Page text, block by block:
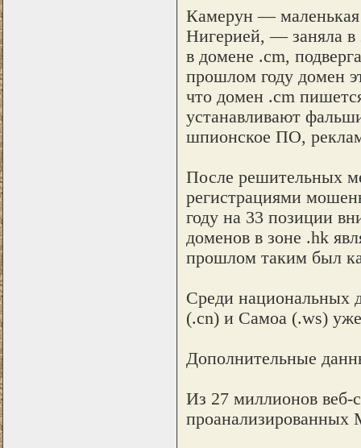
Камерун — маленькая
Нигерией, — заняла в
в домене .cm,
прошлом году домен
что домен .cm
устанавливают
шпионское ПО,
После решительных
регистрациями
году на 33 позиции
доменов в зоне .hk
прошлом таким был
Среди национальных
(.cn) и Самоа (.ws)
Дополнительные
Из 27 миллионов веб-
проанализированных